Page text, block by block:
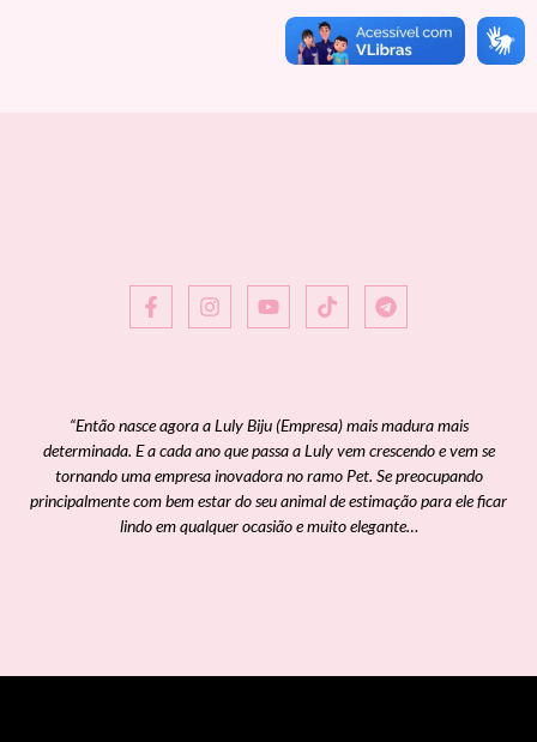
“Então nasce agora a Luly Biju (Empresa) mais madura mais
determinada. E a cada ano que passa a Luly vem crescendo e vem se
tornando uma empresa inovadora no ramo Pet. Se preocupando
principalmente com bem estar do seu animal de estimação para ele ficar
lindo em qualquer ocasião e muito elegante…